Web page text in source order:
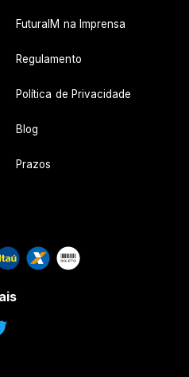
FuturaIM na Imprensa
Regulamento
Política de Privacidade
Blog
Prazos